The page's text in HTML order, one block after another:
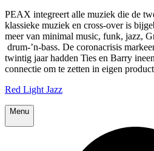
PEAX integreert alle muziek die de
klassieke muziek en cross-over is
meer van minimal music, funk, jazz,
drum-’n-bass. De coronacrisis
twintig jaar hadden Ties en Barry
connectie om te zetten in eigen
Red Light Jazz
Menu